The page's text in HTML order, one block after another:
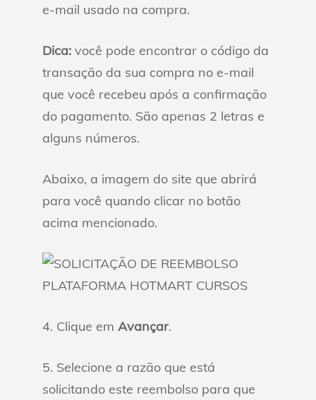
e-mail usado na compra.
Dica: você pode encontrar o código da
transação da sua compra no e-mail
que você recebeu após a confirmação
do pagamento. São apenas 2 letras e
alguns números.
Abaixo, a imagem do site que abrirá
para você quando clicar no botão
acima mencionado.
4. Clique em Avançar.
5. Selecione a razão que está
solicitando este reembolso para que